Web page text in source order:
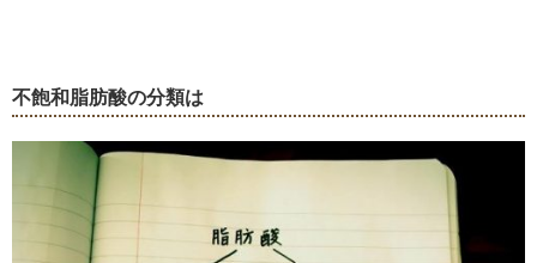
不飽和脂肪酸の分類は